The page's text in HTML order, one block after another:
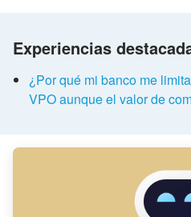
Experiencias
¿Por qué mi banco me
VPO aunque el valor de